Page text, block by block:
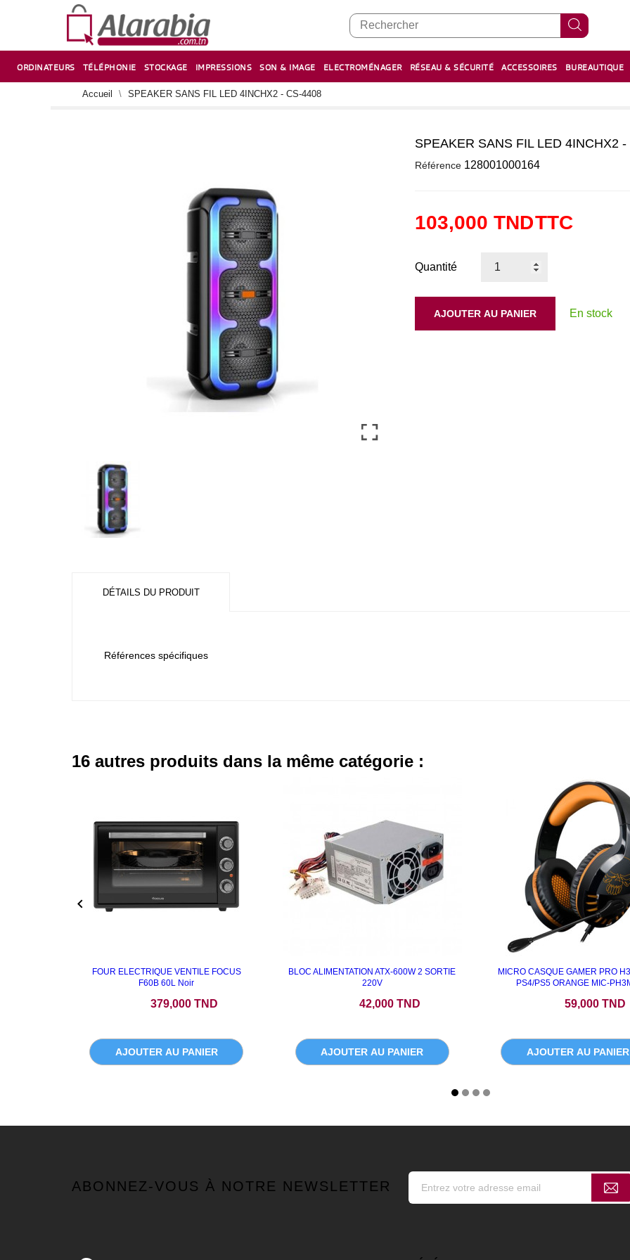
ORDINATEURS TÉLÉPHONIE STOCKAGE IMPRESSIONS SON & IMAGE ELECTROMÉNAGER RÉSEAU & SÉCURITÉ ACCESSOIRES BUREAUTIQUE
Accueil SPEAKER SANS FIL LED 4INCHX2 - CS-4408
SPEAKER SANS FIL LED 4INCHX2 -
Référence 128001000164
103,000 TNDTTC
Quantité
AJOUTER AU PANIER En stock
DÉTAILS DU PRODUIT
Références spécifiques
16 autres produits dans la même catégorie :
FOUR ELECTRIQUE VENTILE FOCUS
F60B 60L Noir
379,000 TND
AJOUTER AU PANIER
BLOC ALIMENTATION ATX-600W 2 SORTIE
220V
42,000 TND
AJOUTER AU PANIER
MICRO CASQUE GAMER PRO
PS4/PS5 ORANGE MIC-
59,000 TND
AJOUTER AU PANIER

ABONNEZ-VOUS À NOTRE NEWSLETTER